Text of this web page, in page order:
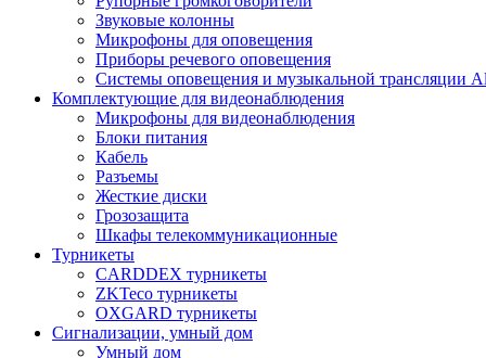
Звуковые колонны
Микрофоны для оповещения
Приборы речевого оповещения
Системы оповещения и музыкальной трансляции
Комплектующие для видеонаблюдения
Микрофоны для видеонаблюдения
Блоки питания
Кабель
Разъемы
Жесткие диски
Грозозащита
Шкафы телекоммуникационные
Турникеты
CARDDEX турникеты
ZKTeco турникеты
OXGARD турникеты
Сигнализации, умный дом
Умный дом